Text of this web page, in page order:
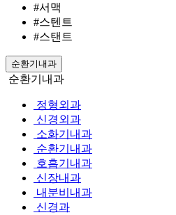
#서맥
#스텐트
#스탠트
순환기내과
순환기내과
정형외과
신경외과
소화기내과
순환기내과
호흡기내과
신장내과
내분비내과
신경과